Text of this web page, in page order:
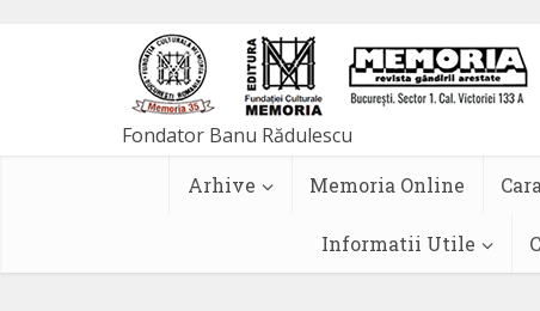
Arhive Memoria Online
Informatii Utile